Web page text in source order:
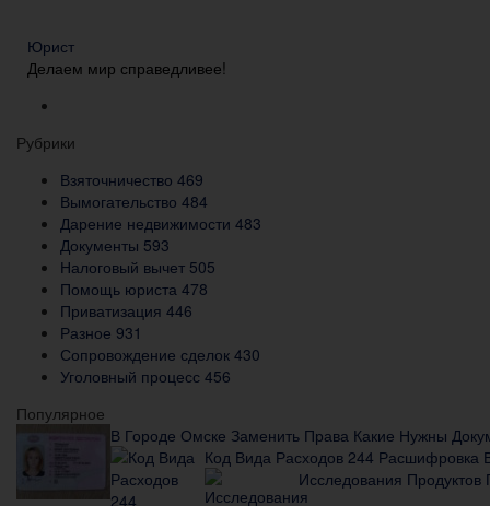
Юрист
Делаем мир справедливее!
Рубрики
Взяточничество 469
Вымогательство 484
Дарение недвижимости 483
Документы 593
Налоговый вычет 505
Помощь юриста 478
Приватизация 446
Разное 931
Сопровождение сделок 430
Уголовный процесс 456
Популярное
В Городе Омске Заменить Права Какие Нужны
Код Вида Расходов 244 Расшифровка
Исследования Продуктов